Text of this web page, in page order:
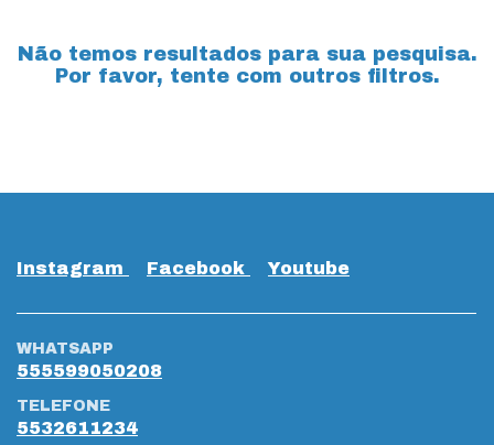
Não temos resultados para sua pesquisa.
Por favor, tente com outros filtros.
Instagram Facebook Youtube
WHATSAPP
555599050208
TELEFONE
5532611234